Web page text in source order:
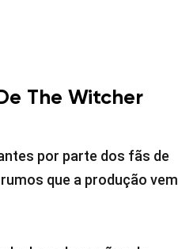
The Witcher
por parte dos fãs de
que a produção vem